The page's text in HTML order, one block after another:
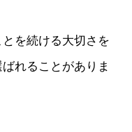
を続ける大切さを
れることがありま